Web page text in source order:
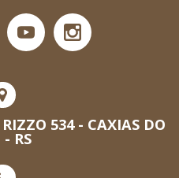
534 - CAXIAS DO
- RS